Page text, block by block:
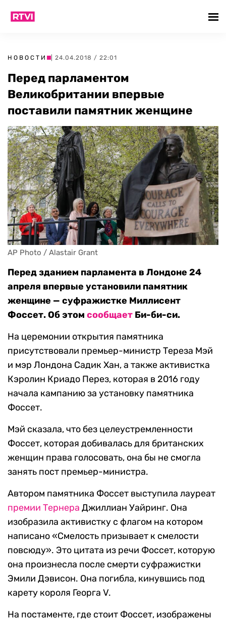
НОВОСТИ | 24.04.2018 / 22:01
Перед парламентом
Великобритании впервые
поставили памятник женщине
AP Photo / Alastair Grant
Перед зданием парламента в Лондоне 24
апреля впервые установили памятник
женщине — суфражистке Миллисент
Фоссет. Об этом сообщает Би-би-си.
На церемонии открытия памятника
присутствовали премьер-министр Тереза Мэй
и мэр Лондона Садик Хан, а также активистка
Кэролин Криадо Перез, которая в 2016 году
начала кампанию за установку памятника
Фоссет.
Мэй сказала, что без целеустремленности
Фоссет, которая добивалась для британских
женщин права голосовать, она бы не смогла
занять пост премьер-министра.
Автором памятника Фоссет выступила лауреат
премии Тернера Джиллиан Уайринг. Она
изобразила активистку с флагом на котором
написано «Смелость призывает к смелости
повсюду». Это цитата из речи Фоссет, которую
она произнесла после смерти суфражистки
Эмили Дэвисон. Она погибла, кинувшись под
карету короля Георга V.
На постаменте, где стоит Фоссет, изображены